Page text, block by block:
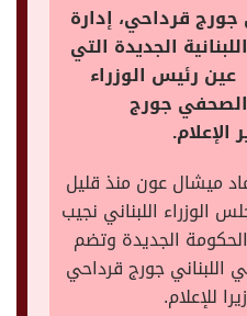
قرداحي، إدارة
الجديدة التي
عين رئيس الوزراء
الصحفي جورج
ميشال عون منذ قليل
اللبناني نجيب
الجديدة وتضم
اللبناني جورج قرداحي
للإعلام.